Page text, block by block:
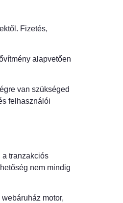
Fizetés,
alapvetően
van szükséged
felhasználói
a tranzakciós
nem mindig
motor,